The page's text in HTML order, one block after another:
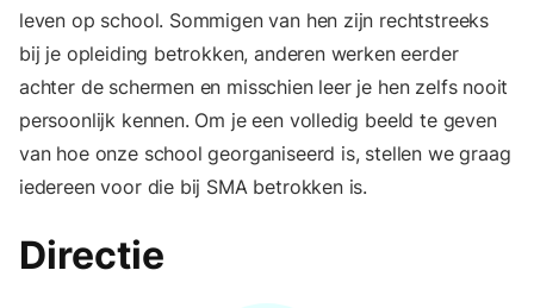
leven op school. Sommigen van hen zijn rechtstreeks
bij je opleiding betrokken, anderen werken eerder
achter de schermen en misschien leer je hen zelfs nooit
persoonlijk kennen. Om je een volledig beeld te geven
van hoe onze school georganiseerd is, stellen we graag
iedereen voor die bij SMA betrokken is.
Directie